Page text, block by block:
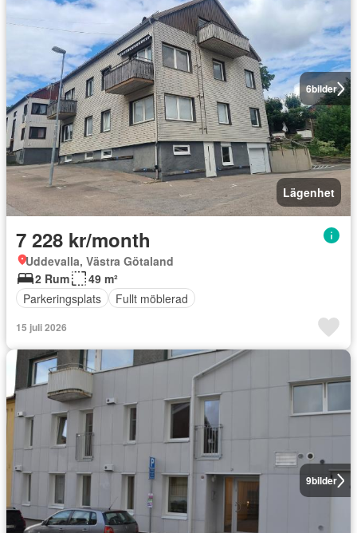
6bilder
Lägenhet
7 228 kr/month
Uddevalla, Västra Götaland
2 Rum
49 m²
Parkeringsplats
Fullt möblerad
15 juli 2026
9bilder